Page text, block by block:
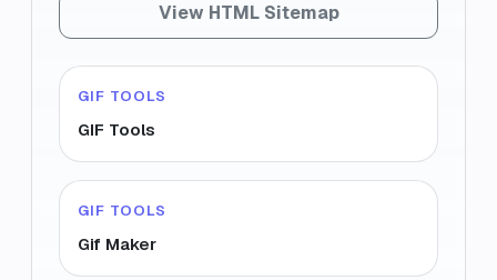
View HTML Sitemap
GIF TOOLS
GIF Tools
GIF TOOLS
Gif Maker